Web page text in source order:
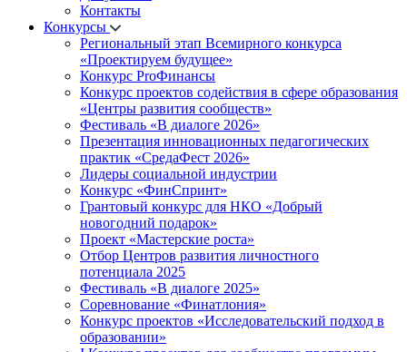
Контакты
Конкурсы
Региональный этап Всемирного конкурса
«Проектируем будущее»
Конкурс ProФинансы
Конкурс проектов содействия в сфере образования
«Центры развития сообществ»
Фестиваль «В диалоге 2026»
Презентация инновационных педагогических
практик «СредаФест 2026»
Лидеры социальной индустрии
Конкурс «ФинСпринт»
Грантовый конкурс для НКО «Добрый
новогодний подарок»
Проект «Мастерские роста»
Отбор Центров развития личностного
потенциала 2025
Фестиваль «В диалоге 2025»
Соревнование «Финатлония»
Конкурс проектов «Исследовательский подход в
образовании»